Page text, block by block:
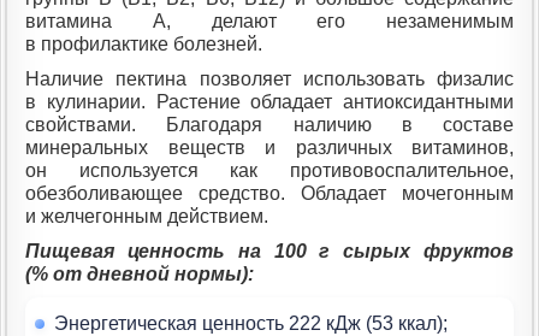
витамина А, делают его незаменимым
в профилактике болезней.
Наличие пектина позволяет использовать физалис
в кулинарии. Растение обладает антиоксидантными
свойствами. Благодаря наличию в составе
минеральных веществ и различных витаминов,
он используется как противовоспалительное,
обезболивающее средство. Обладает мочегонным
и желчегонным действием.
Пищевая ценность на 100 г сырых фруктов
(% от дневной нормы):
Энергетическая ценность 222 кДж (53 ккал);